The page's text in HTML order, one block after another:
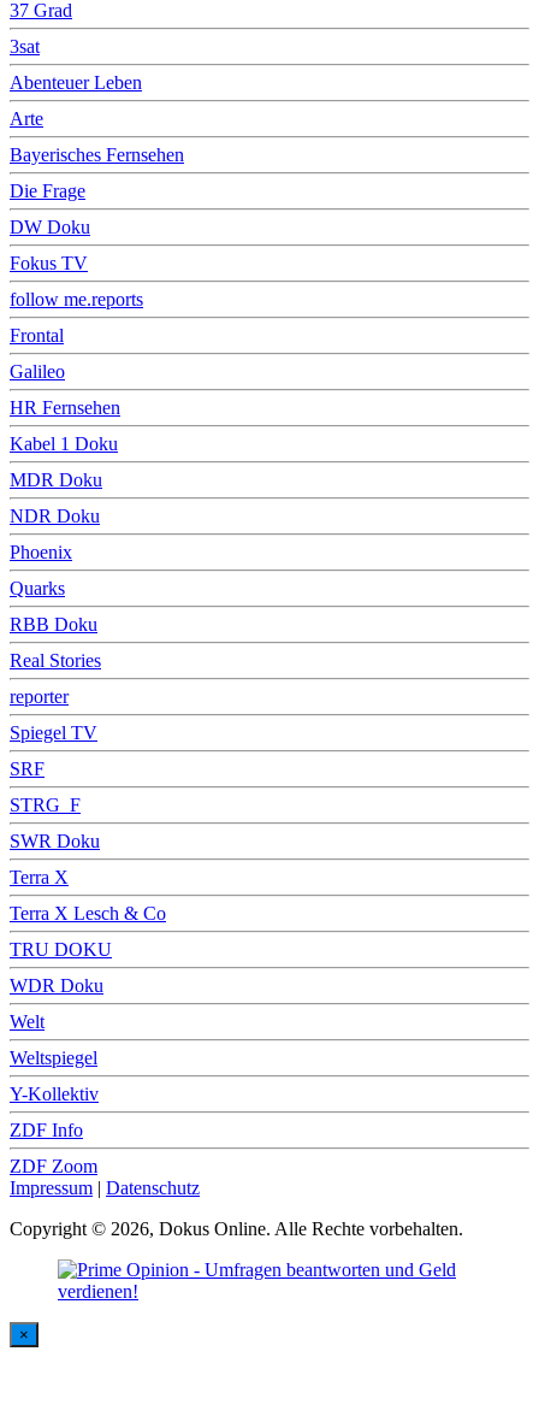
37 Grad
3sat
Abenteuer Leben
Arte
Bayerisches Fernsehen
Die Frage
DW Doku
Fokus TV
follow me.reports
Frontal
Galileo
HR Fernsehen
Kabel 1 Doku
MDR Doku
NDR Doku
Phoenix
Quarks
RBB Doku
Real Stories
reporter
Spiegel TV
SRF
STRG_F
SWR Doku
Terra X
Terra X Lesch & Co
TRU DOKU
WDR Doku
Welt
Weltspiegel
Y-Kollektiv
ZDF Info
ZDF Zoom
Impressum | Datenschutz
Copyright © 2026, Dokus Online. Alle Rechte vorbehalten.
×